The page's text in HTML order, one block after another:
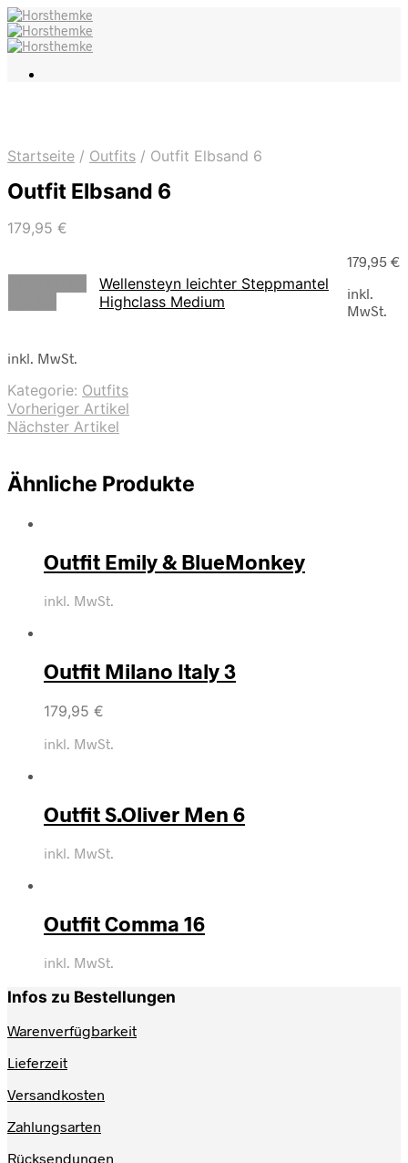
Startseite / Outfits / Outfit Elbsand 6
Outfit Elbsand 6
179,95 €
Wellensteyn leichter Steppmantel
Highclass Medium
179,95 €
inkl.
MwSt.
inkl. MwSt.
Kategorie: Outfits
Vorheriger Artikel
Nächster Artikel
Ähnliche Produkte
Outfit Emily & BlueMonkey
inkl. MwSt.
Outfit Milano Italy 3
179,95 €
inkl. MwSt.
Outfit S.Oliver Men 6
inkl. MwSt.
Outfit Comma 16
inkl. MwSt.
Infos zu Bestellungen
Warenverfügbarkeit
Lieferzeit
Versandkosten
Zahlungsarten
Rücksendungen